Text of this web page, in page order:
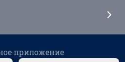
приложение